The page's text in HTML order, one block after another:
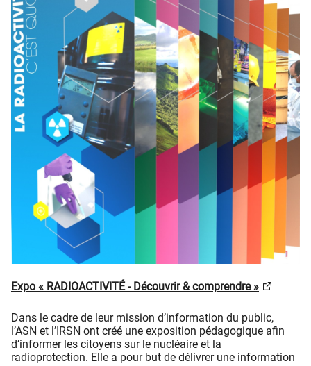
Expo « RADIOACTIVITÉ - Découvrir & comprendre »
Dans le cadre de leur mission d’information du public,
l’ASN et l’IRSN ont créé une exposition pédagogique afin
d’informer les citoyens sur le nucléaire et la
radioprotection. Elle a pour but de délivrer une information